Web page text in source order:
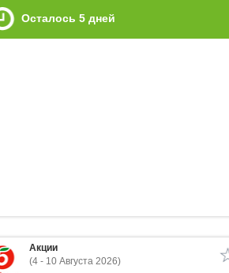
Осталось 5 дней
Акции
(4 - 10 Августа 2026)